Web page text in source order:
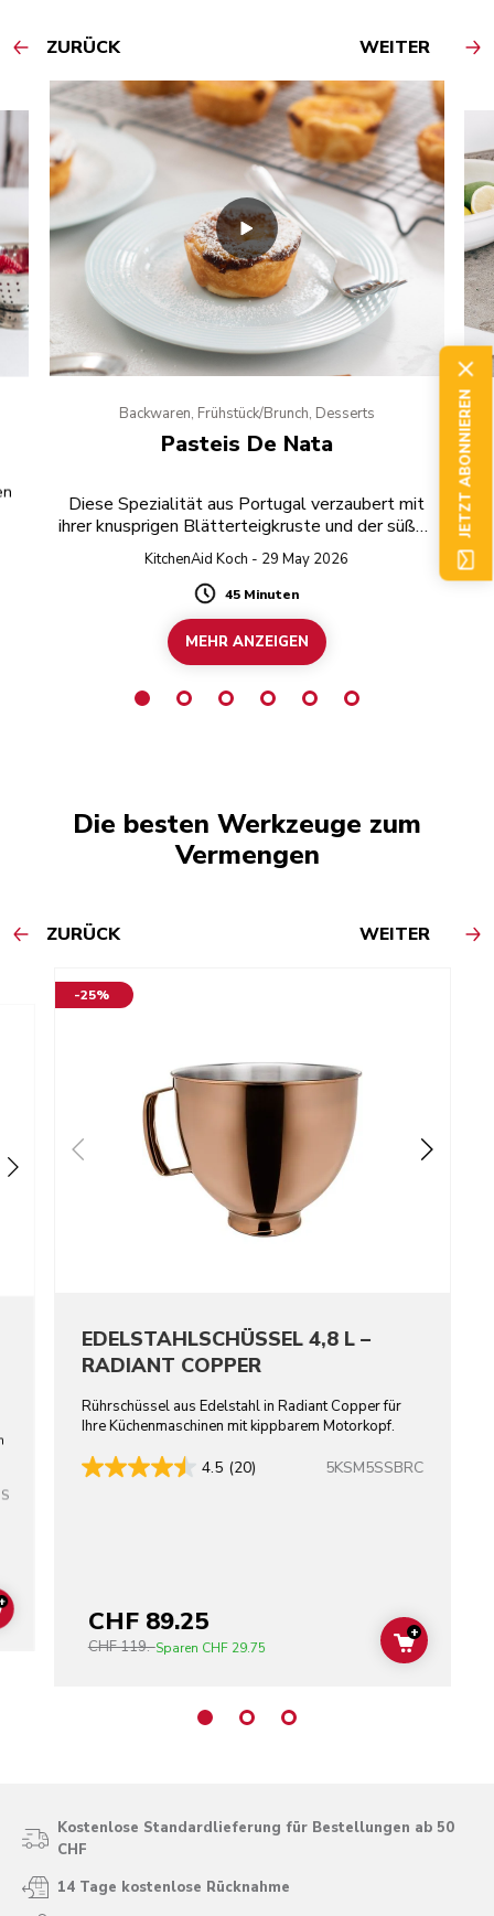
ZURÜCK WEITER
Backwaren, Frühstück/Brunch, Desserts
Pasteis De Nata
Diese Spezialität aus Portugal verzaubert mit
ihrer knusprigen Blätterteigkruste und der süßen
Puddingfüllung.
KitchenAid Koch - 29 May 2026
Duration
45 Minuten
MEHR ANZEIGEN
Die besten Werkzeuge zum
Vermengen
ZURÜCK WEITER
ADD TO CART
-25%
EDELSTAHLSCHÜSSEL 4,8 L –
RADIANT COPPER
Rührschüssel aus Edelstahl in Radiant Copper für
Ihre Küchenmaschinen mit kippbarem Motorkopf.
4.5 (20) 5KSM5SSBRC
CHF 89.25
CHF 119.-Sparen CHF 29.75 ADD TO
+
Kostenlose Standardlieferung für Bestellungen ab 50
CHF
14 Tage kostenlose Rücknahme
JETZT ABONNIEREN